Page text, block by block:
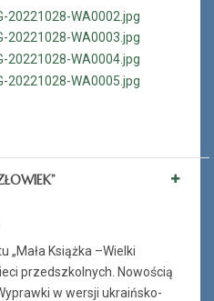
„Mała Książka –Wielki
przedszkolnych. Nowością
w wersji ukraińsko-